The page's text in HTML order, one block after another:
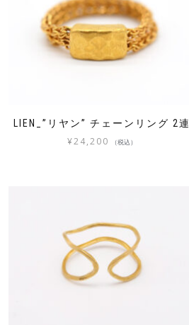
LIEN_”リヤン” チェーンリング 2連
¥24,200 （税込）